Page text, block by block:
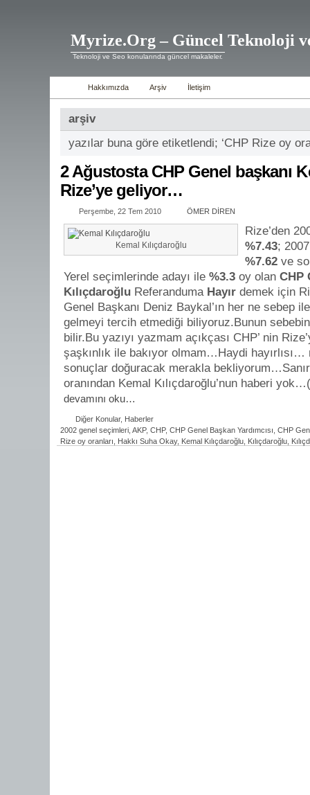
Myrize.Org – Güncel Teknoloji
Teknoloji ve Seo konularında güncel makaleler.
Hakkımızda Arşiv İletişim
arşiv
yazılar buna göre etiketlendi; ‘CHP Rize oy
2 Ağustosta CHP Genel başkanı
Rize’ye geliyor…
Perşembe, 22 Tem 2010 ÖMER DİREN
Kemal Kılıçdaroğlu
Rize’den
%7.43;
%7.62 ve
Yerel seçimlerinde adayı ile %3.3 oy olan CHP
Kılıçdaroğlu Referanduma Hayır demek için
Genel Başkanı Deniz Baykal’ın her ne sebep
gelmeyi tercih etmediği biliyoruz.Bunun
bilir.Bu yazıyı yazmam açıkçası CHP’ nin
şaşkınlık ile bakıyor olmam…Haydi hayırlısı…
sonuçlar doğuracak merakla
oranından Kemal Kılıçdaroğlu’nun haberi
devamını oku…
Diğer Konular, Haberler
2002 genel seçimleri AKP, CHP, CHP Genel Başkan Yardımcısı CHP
Rize oy oranları
Hakkı Suha Okay, Kemal Kılıçdaroğlu Kılıçdaroğlu